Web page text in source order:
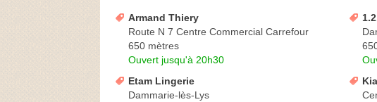
Armand Thiery
Route N 7 Centre Commercial Carrefour
650 mètres
Ouvert jusqu'à 20h30
Etam Lingerie
Dammarie-lès-Lys